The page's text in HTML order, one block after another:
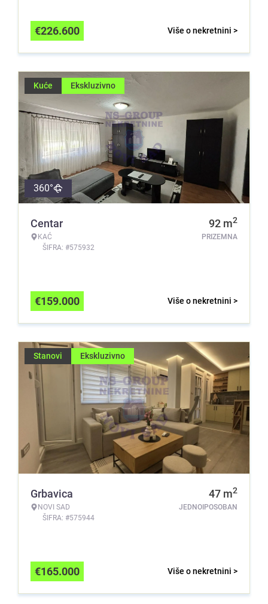
Više o nekretnini >
€226.600
Kuće Ekskluzivno
360°
Centar
KAĆ
ŠIFRA: #575932
92 m2
PRIZEMNA
Više o nekretnini >
€159.000
Stanovi Ekskluzivno
Grbavica
NOVI SAD
ŠIFRA: #575944
47 m2
JEDNOIPOSOBAN
Više o nekretnini >
€165.000